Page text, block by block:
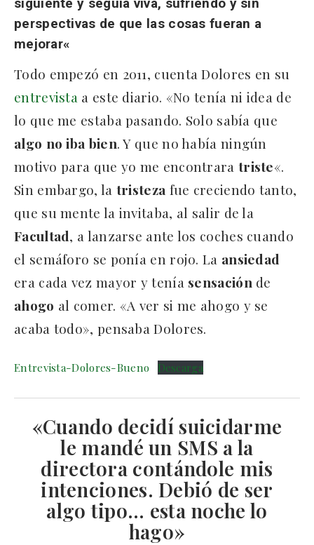
perspectivas de que las cosas fueran a
mejorar«
Todo empezó en 2011, cuenta Dolores en su
entrevista a este diario. «No tenía ni idea de
lo que me estaba pasando. Solo sabía que
algo no iba bien. Y que no había ningún
motivo para que yo me encontrara triste«.
Sin embargo, la tristeza fue creciendo tanto,
que su mente la invitaba, al salir de la
Facultad, a lanzarse ante los coches cuando
el semáforo se ponía en rojo. La ansiedad
era cada vez mayor y tenía sensación de
ahogo al comer. «A ver si me ahogo y se
acaba todo», pensaba Dolores.
Entrevista-Dolores-Bueno Descarga
«Cuando decidí suicidarme
le mandé un SMS a la
directora contándole mis
intenciones. Debió de ser
algo tipo… esta noche lo
hago»